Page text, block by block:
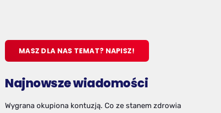
MASZ DLA NAS TEMAT? NAPISZ!
Najnowsze wiadomości
Wygrana okupiona kontuzją. Co ze stanem zdrowia